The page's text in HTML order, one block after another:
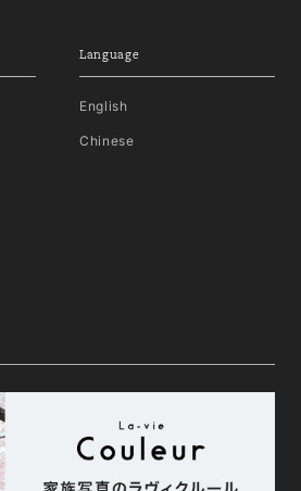
Language
English
Chinese